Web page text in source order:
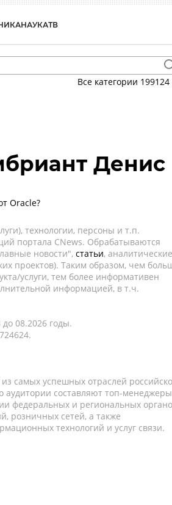
НАУКАТВ
Все категории 199124
Денис
Oracle?
технологии, персоны и т.п.
портала CNews. Обрабатываются
новости", статьи, аналитические
проектов). Таким образом, чем
услуги, тем более информативен
информацией, в т.ч.
08.2026 годы.
самых успешных отраслей
составляют топ-
федеральных и региональных
розничных сетей, а также
технологий и услуг связи.